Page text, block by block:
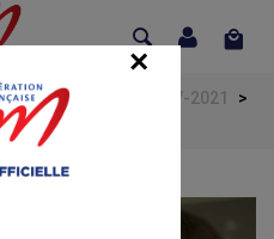
Vintage Officielle 2017-2021
>
MARTIN
×